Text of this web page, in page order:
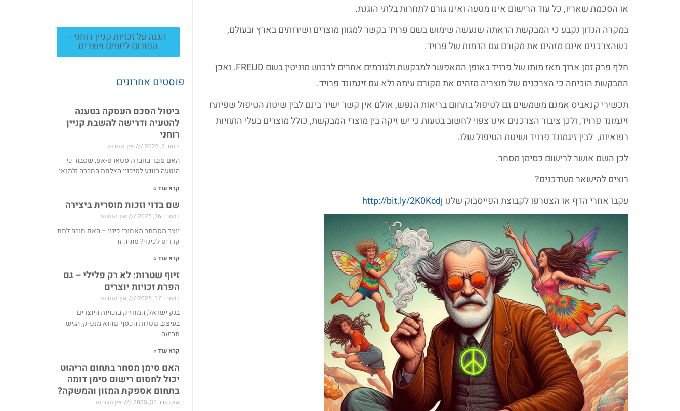
או הסכמת שאריו, כל עוד הרישום אינו מטעה ואינו גורם לתחרות בלתי הוגנת.
במקרה הנדון נקבע כי המבקשת הראתה שנעשה שימוש בשם פרויד בקשר למגוון מוצרים ושירותים בארץ ובעולם,
כשהצרכנים אינם מזהים את מקורם עם הדמות של פרויד.
חלף פרק זמן ארוך מאז מותו של פרויד באופן המאפשר למבקשת ולגורמים אחרים לרכוש מוניטין בשם FREUD. ואכן
המבקשת הוכיחה כי הצרכנים של מוצריה מזהים את מקורם עימה ולא עם זיגמונד פרויד.
תכשירי קנאביס אמנם משמשים גם לטיפול בתחום בריאות הנפש, אולם אין קשר ישיר בינם לבין שיטת הטיפול שפיתח
זיגמונד פרויד, ולכן ציבור הצרכנים אינו צפוי לחשוב בטעות כי יש זיקה בין מוצרי המבקשת, כולל מוצרים בעלי התוויות
רפואיות, לבין זיגמונד פרויד ושיטת הטיפול שלו.
לכן השם אושר לרישום כסימן מסחר.
רוצים להישאר מעודכנים?
עקבו אחרי הדף או הצטרפו לקבוצת הפייסבוק שלנו http://bit.ly/2K0Kcdj
הגנה על זכויות קניין רוחני -
הפורום ליזמים ויוצרים
פוסטים אחרונים
ביטול הסכם העסקה בטענה
להטעיה ודרישה להשבת קניין
רוחני
ינואר 2, 2026 אין תגובות
האם עובד בחברת סטארט-אפ, שסבור כי
הוטעה בנוגע לסיכויי הצלחת החברה ולתנאי
קרא עוד »
שם בדוי וזכות מוסרית ביצירה
דצמבר 26, 2025 אין תגובות
יוצר מסתתר מאחורי כינוי – האם חובה לתת
קרדיט לכינוי? סוגיה זו
קרא עוד »
זיוף שטרות: לא רק פלילי – גם
הפרת זכויות יוצרים
דצמבר 17, 2025 אין תגובות
בנק ישראל, המחזיק בזכויות היוצרים
בעיצוב שטרות הכסף שהוא מנפיק, הגיש
תביעה
קרא עוד »
האם סימן מסחר בתחום הריהוט
יכול לחסום רישום סימן דומה
בתחום אספקת המזון והמשקה?
אוקטובר 31, 2025 אין תגובות